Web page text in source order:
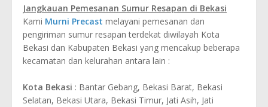
Jangkauan Pemesanan Sumur Resapan di Bekasi
Kami Murni Precast melayani pemesanan dan
pengiriman sumur resapan terdekat diwilayah Kota
Bekasi dan Kabupaten Bekasi yang mencakup beberapa
kecamatan dan kelurahan antara lain :
Kota Bekasi : Bantar Gebang, Bekasi Barat, Bekasi
Selatan, Bekasi Utara, Bekasi Timur, Jati Asih, Jati